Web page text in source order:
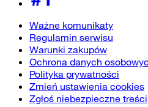
Ważne komunikaty
Regulamin serwisu
Warunki zakupów
Ochrona danych
Polityka prywatności
Zmień ustawienia cookies
Zgłoś niebezpieczne treści